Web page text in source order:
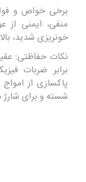
برخی خواص و
منفی، ایمنی از
خونریزی شدید،
نکات حفاظتی:
برابر ضربات
پاکسازی از
شسته و برای